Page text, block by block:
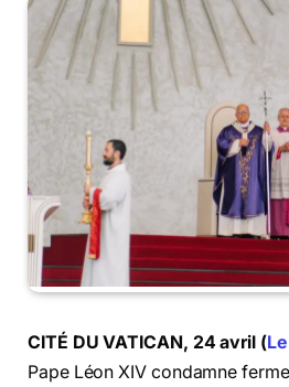
CITÉ DU VATICAN, 24 avril (
Pape Léon XIV condamne